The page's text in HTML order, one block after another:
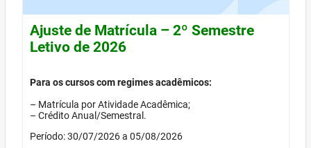
Ajuste de Matrícula – 2º Semestre
Letivo de 2026
Para os cursos com regimes acadêmicos:
– Matrícula por Atividade Acadêmica;
– Crédito Anual/Semestral.
Período: 30/07/2026 a 05/08/2026